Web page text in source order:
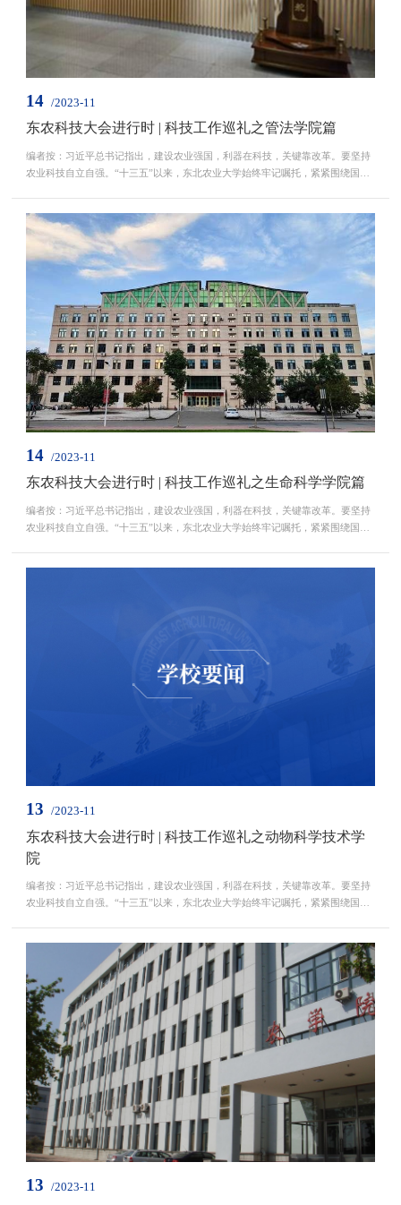
14 /2023-11
东农科技大会进行时 | 科技工作巡礼之管法学院篇
编者按：习近平总书记指出，建设农业强国，利器在科技，关键靠改革。要坚持
农业科技自立自强。“十三五”以来，东北农业大学始终牢记嘱托，紧紧围绕国家
重大科研任务能力显著提升，科技创新领军人才队伍更加壮大，科研创新平台建
设成效显著，科技管理机制更加健全、创新环境更...
14 /2023-11
东农科技大会进行时 | 科技工作巡礼之生命科学学院篇
编者按：习近平总书记指出，建设农业强国，利器在科技，关键靠改革。要坚持
农业科技自立自强。“十三五”以来，东北农业大学始终牢记嘱托，紧紧围绕国家
13 /2023-11
东农科技大会进行时 | 科技工作巡礼之动物科学技术学
院
编者按：习近平总书记指出，建设农业强国，利器在科技，关键靠改革。要坚持
农业科技自立自强。“十三五”以来，东北农业大学始终牢记嘱托，紧紧围绕国家
重大科研任务能力显著提升，科技创新领军人才队伍更加壮大，科研创新平台建
设成效显著，科技管理机制更加健全、创新环境更...
13 /2023-11